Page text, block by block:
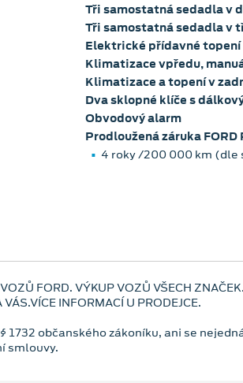
Tři samostatná sedadla v
Tři samostatná sedadla v
Elektrické přídavné
Klimatizace vpředu,
Klimatizace a topení v
Dva sklopné klíče s
Obvodový alarm
Prodloužená záruka FORD
4 roky /200 000 km
FORD. VÝKUP VOZŮ VŠECH
INFORMACÍ U PRODEJCE.
občanského zákoníku, ani se
smlouvy.